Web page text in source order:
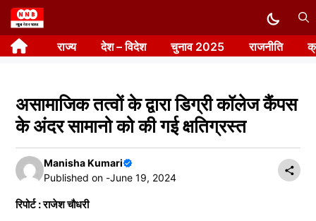
Skip
to
content राज्य देश – विदेश चुनाव 2025 राजनीति
असामाजिक तत्वों के द्वारा डिग्री कॉलेज कैंपस
के अंदर सामानो को की गई क्षतिग्रस्त
Manisha Kumari
Published on -June 19, 2024
रिपोर्ट : राजेश चौधरी